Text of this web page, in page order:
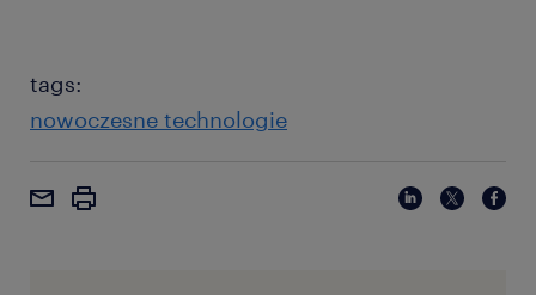
tags:
nowoczesne technologie